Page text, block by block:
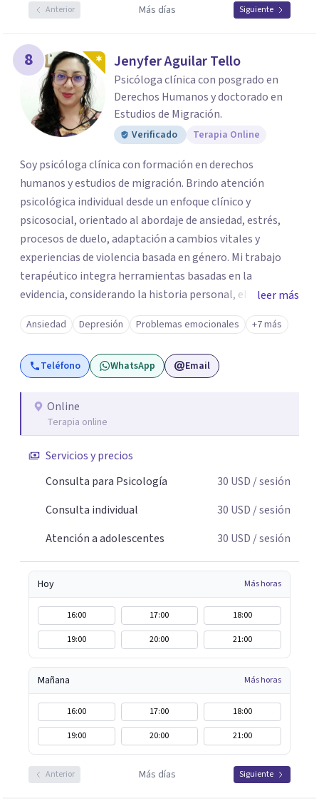
Anterior Más días Siguiente
8 Jenyfer Aguilar Tello
Psicóloga clínica con posgrado en
Derechos Humanos y doctorado en
Estudios de Migración.
Verificado Terapia Online
Soy psicóloga clínica con formación en derechos
humanos y estudios de migración. Brindo atención
psicológica individual desde un enfoque clínico y
psicosocial, orientado al abordaje de ansiedad, estrés,
procesos de duelo, adaptación a cambios vitales y
experiencias de violencia basada en género. Mi trabajo
terapéutico integra herramientas basadas en la
evidencia, considerando la historia personal, el contexto
social y cultural de cada paciente. Ofrezco un espacio
profesional, ético y confidencial enfocado en la
comprensión emocional, el fortalecimiento de
habilidades de afrontamiento y la mejora del bienestar
leer más
Ansiedad Depresión Problemas emocionales +7 más
Teléfono WhatsApp Email
Online
Terapia online
Servicios y precios
Consulta para Psicología
30 USD / sesión
Consulta individual
30 USD / sesión
Atención a adolescentes
30 USD / sesión
Hoy Más horas
16:00 17:00
18:00
19:00
20:00 21:00
Mañana Más horas
16:00 17:00
18:00
19:00
20:00 21:00
Anterior Más días Siguiente